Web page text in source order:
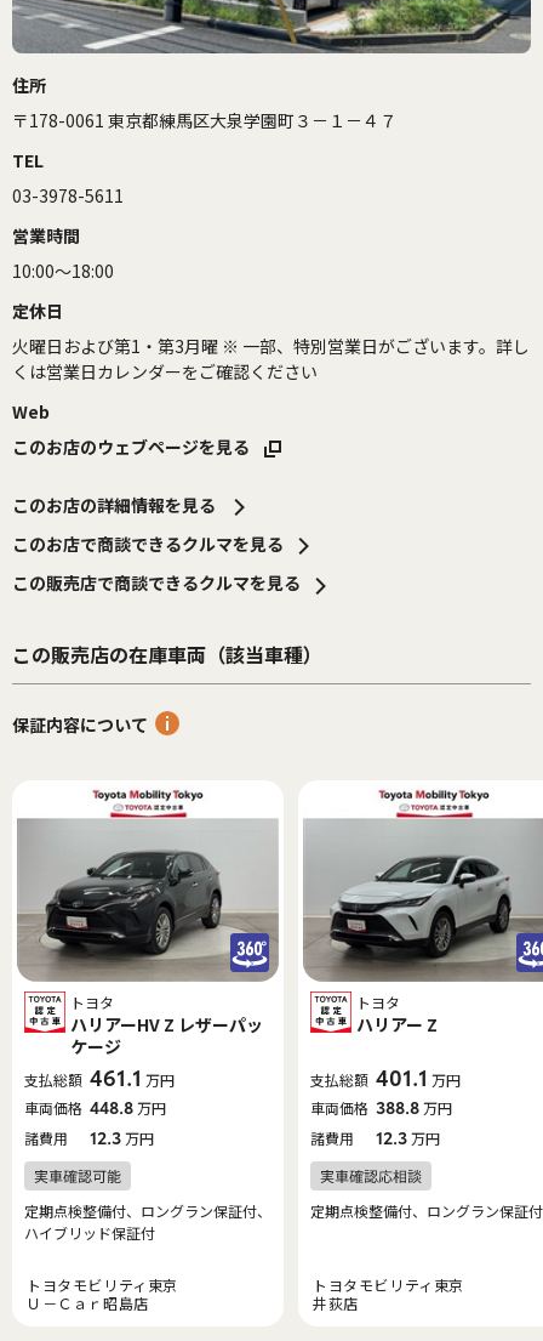
住所
〒178-0061 東京都練馬区大泉学園町３－１－４７
TEL
03-3978-5611
営業時間
10:00～18:00
定休日
火曜日および第1・第3月曜 ※ 一部、特別営業日がございます。詳し
くは営業日カレンダーをご確認ください
Web
このお店のウェブページを見る
このお店の詳細情報を見る
このお店で商談できるクルマを見る
この販売店で商談できるクルマを見る
この販売店の在庫車両（該当車種）
保証内容について
トヨタ
ハリアーHV Z レザーパッ
ケージ
支払総額 461.1 万円
車両価格 448.8万円
諸費用
12.3万円
定期点検整備付、ロングラン保証付、
ハイブリッド保証付
トヨタモビリティ東京
Ｕ－Ｃａｒ昭島店
トヨタ
ハリアー Z
支払総額 401.1 万円
車両価格 388.8万円
諸費用
12.3万円
定期点検整備付、ロングラン保証付
トヨタモビリティ東京
井荻店